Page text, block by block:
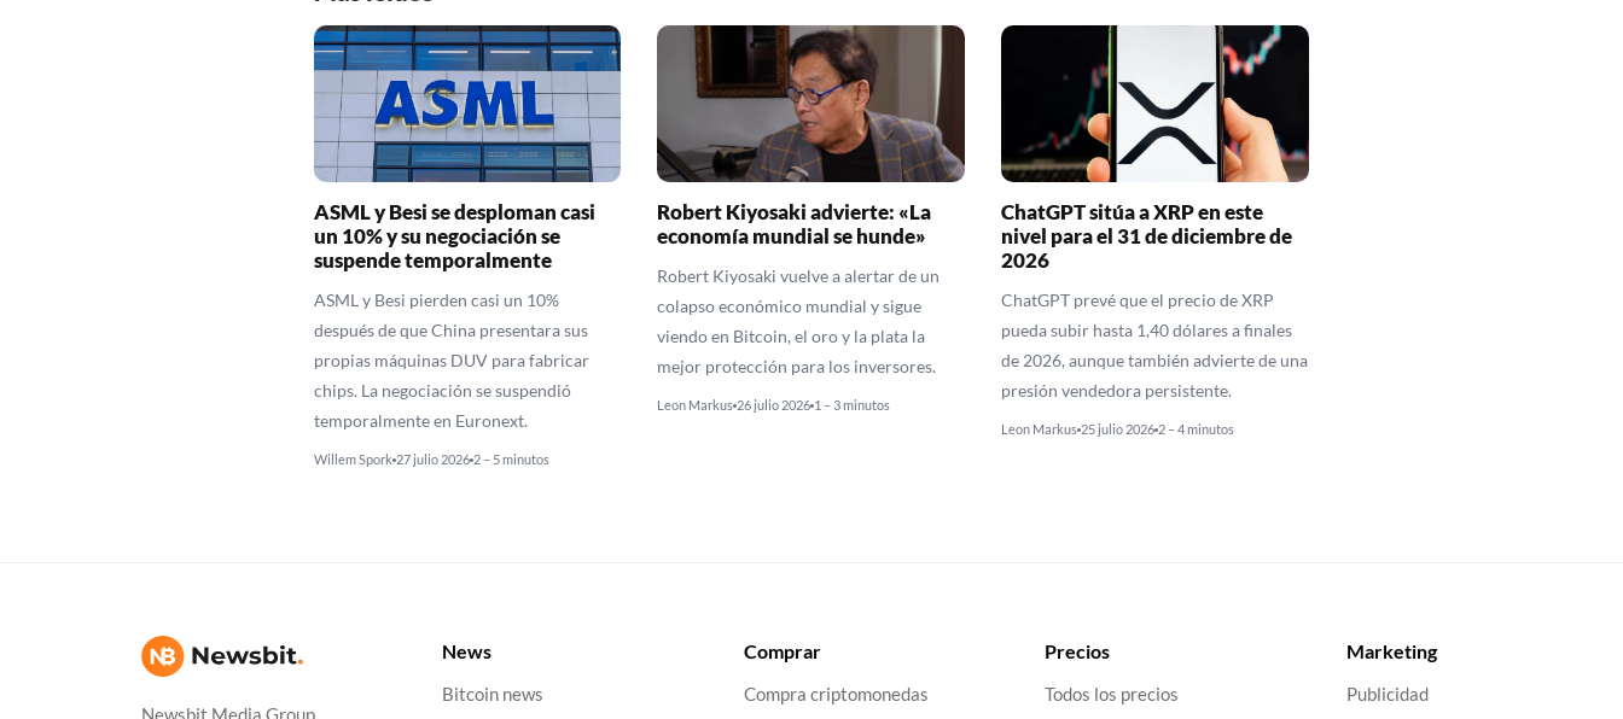
ASML y Besi se desploman casi
un 10% y su negociación se
suspende temporalmente
ASML y Besi pierden casi un 10%
después de que China presentara sus
propias máquinas DUV para fabricar
chips. La negociación se suspendió
temporalmente en Euronext.
Willem Spork 27 julio 2026 2 – 5 minutos
Robert Kiyosaki advierte: «La
economía mundial se hunde»
Robert Kiyosaki vuelve a alertar de un
colapso económico mundial y sigue
viendo en Bitcoin, el oro y la plata la
mejor protección para los inversores.
Leon Markus 26 julio 2026 1 – 3 minutos
ChatGPT sitúa a XRP en este
nivel para el 31 de diciembre de
2026
ChatGPT prevé que el precio de XRP
pueda subir hasta 1,40 dólares a finales
de 2026, aunque también advierte de una
presión vendedora persistente.
Leon Markus 25 julio 2026 2 – 4 minutos
Newsbit Media Group
News
Bitcoin news
Comprar
Compra criptomonedas
Precios
Todos los precios
Marketing
Publicidad